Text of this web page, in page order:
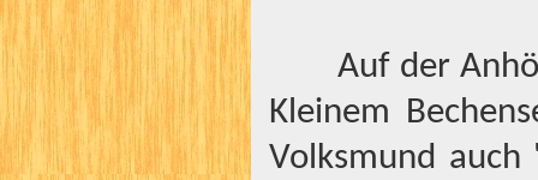
Auf der
Kleinem
Volksmund